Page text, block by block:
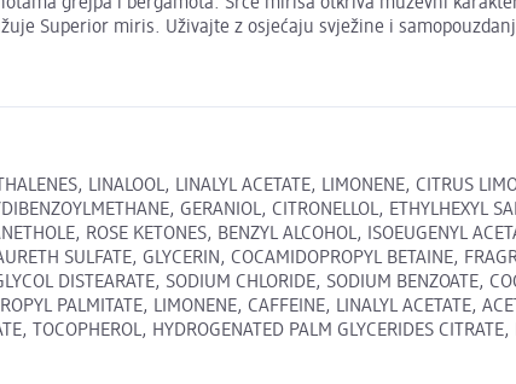
Superior miris. Uživajte z osjećaju svježine i
LINALOOL, LINALYL ACETATE, LIMONENE, CITRUS
GERANIOL, CITRONELLOL, ETHYLHEXYL
ROSE KETONES, BENZYL ALCOHOL, ISOEUGENYL
SULFATE, GLYCERIN, COCAMIDOPROPYL BETAINE,
DISTEARATE, SODIUM CHLORIDE, SODIUM BENZOATE,
PALMITATE, LIMONENE, CAFFEINE, LINALYL ACETATE,
TOCOPHEROL, HYDROGENATED PALM GLYCERIDES